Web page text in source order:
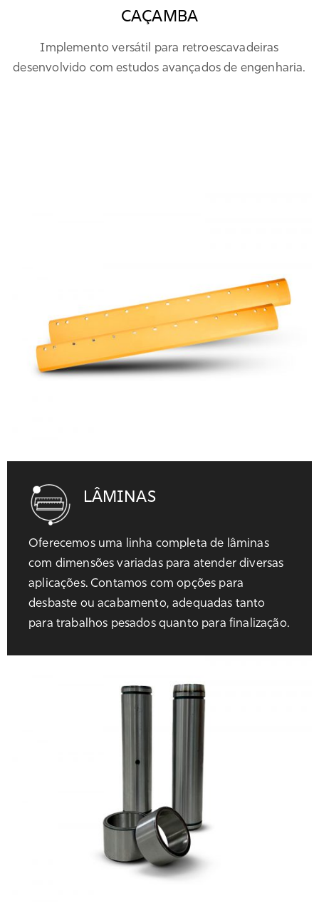
CAÇAMBA
Implemento versátil para retroescavadeiras
desenvolvido com estudos avançados de engenharia.
LÂMINAS
Oferecemos uma linha completa de lâminas
com dimensões variadas para atender diversas
aplicações. Contamos com opções para
desbaste ou acabamento, adequadas tanto
para trabalhos pesados quanto para finalização.